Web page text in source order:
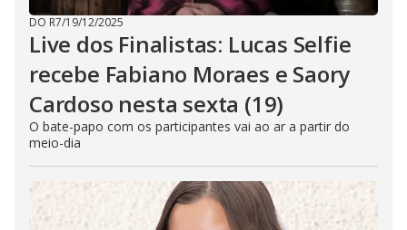
DO R7/19/12/2025
Live dos Finalistas: Lucas Selfie
recebe Fabiano Moraes e Saory
Cardoso nesta sexta (19)
O bate-papo com os participantes vai ao ar a partir do
meio-dia